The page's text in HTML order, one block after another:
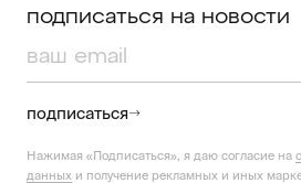
подписаться на новости
подписаться
Нажимая «Подписаться», я даю согласие на
данных и получение рекламных и иных